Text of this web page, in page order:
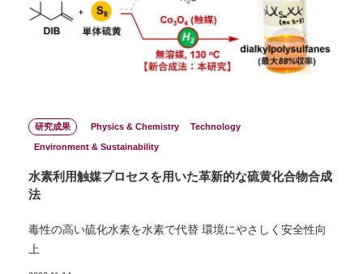
研究成果 Physics & Chemistry Technology
Environment & Sustainability
水素利用触媒プロセスを用いた革新的な硫黄化合物合成
法
毒性の高い硫化水素を水素で代替 環境にやさしく安全性向
上